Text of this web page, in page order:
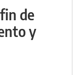
de
y